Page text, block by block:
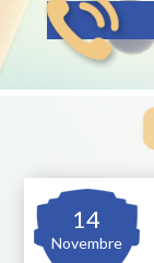
14
Novembre